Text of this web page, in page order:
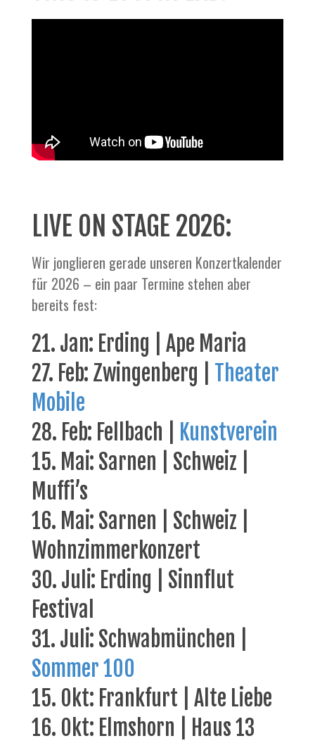
LIVE ON STAGE 2026:
Wir jonglieren gerade unseren Konzertkalender
für 2026 – ein paar Termine stehen aber
bereits fest:
21. Jan: Erding | Ape Maria
27. Feb: Zwingenberg | Theater
Mobile
28. Feb: Fellbach |
Kunstverein
15. Mai: Sarnen | Schweiz |
Muffi’s
16. Mai: Sarnen | Schweiz |
Wohnzimmerkonzert
30. Juli: Erding | Sinnflut
Festival
31. Juli: Schwabmünchen |
Sommer 100
15. Okt: Frankfurt | Alte Liebe
16. Okt: Elmshorn | Haus 13